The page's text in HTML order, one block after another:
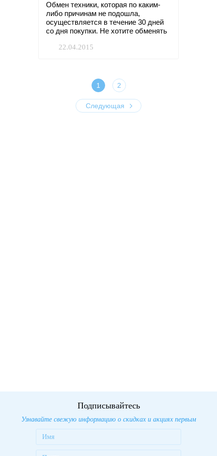
22.04.2015
Обмен техники, которая по каким-
либо причинам не подошла,
осуществляется в течение 30 дней
со дня покупки. Не хотите обменять
1 2
Следующая
Подписывайтесь
Узнавайте свежую информацию о скидках и акциях первым